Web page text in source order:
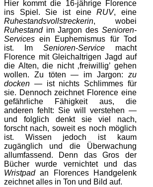
Hier kommt die 16-jährige Florence
ins Spiel. Sie ist eineRUV, eine
Ruhestandsvollstreckerin, wobei
Ruhestandim Jargon des Senioren-
Services ein Euphemismus für Tod
ist. Im Senioren-Servicemacht
Florence mit Gleichaltrigen Jagd auf
die Alten, die nicht ‚freiwillig’ gehen
wollen. Zu töten — im Jargon: zu
docken — ist nichts Schlimmes für
sie. Dennoch zeichnet Florence eine
gefährliche Fähigkeit aus, die
anderen fehlt: Sie will verstehen —
und folglich denkt sie viel nach,
forscht nach, soweit es noch möglich
ist. Wissen jedoch ist kaum
zugänglich und die Überwachung
allumfassend. Denn das Gros der
Bücher wurde vernichtet und das
Wristpadan Florences Handgelenk
zeichnet alles in Ton und Bild auf.